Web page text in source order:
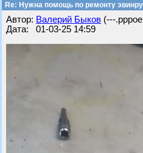
Re: Нужна помощь по ремонту
Автор: Валерий Быков (---
Дата: 01-03-25 14:59